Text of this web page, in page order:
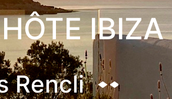
IBIZA
Rencli